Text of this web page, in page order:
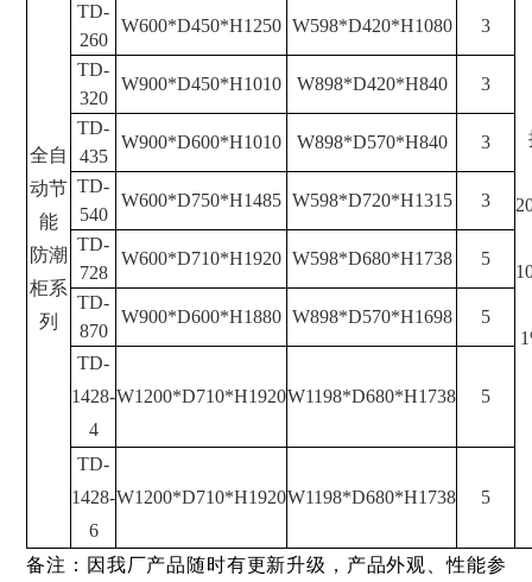
全自
动节
能
防潮
柜系
列
TD-
260
W600*D450*H1250 W598*D420*H1080 3
TD-
320
W900*D450*H1010 W898*D420*H840 3
TD-
435
W900*D600*H1010 W898*D570*H840 3
TD-
540
W600*D750*H1485 W598*D720*H1315 3
TD-
728
W600*D710*H1920 W598*D680*H1738 5
TD-
870
W900*D600*H1880 W898*D570*H1698 5
TD-
1428-
4
W1200*D710*H1920W1198*D680*H1738 5
TD-
1428-
6
W1200*D710*H1920W1198*D680*H1738 5
备注：因我厂产品随时有更新升级，产品外观、性能参